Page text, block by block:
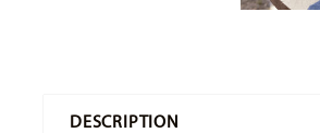
DESCRIPTION